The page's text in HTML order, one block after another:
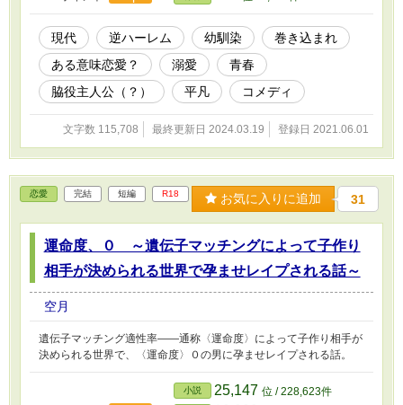
現代 逆ハーレム 幼馴染
巻き込まれ
ある意味恋愛？
溺愛
青春
脇役主人公（？）
平凡 コメディ
文字数 115,708 最終更新日 2024.03.19 登録日 2021.06.01
恋愛 完結 短編 R18 お気に入りに追加 31
運命度、０ ～遺伝子マッチングによって子作り
相手が決められる世界で孕ませレイプされる話～
空月
遺伝子マッチング適性率――通称〈運命度〉によって子作り相手が
決められる世界で、〈運命度〉０の男に孕ませレイプされる話。
小説 25,147 位 / 228,623件